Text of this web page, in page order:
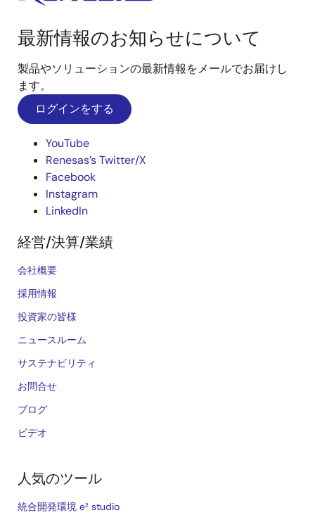
最新情報のお知らせについて
製品やソリューションの最新情報をメールでお届けし
ます。
ログインをする
YouTube
Renesas’s Twitter/X
Facebook
Instagram
LinkedIn
経営/決算/業績
会社概要
採用情報
投資家の皆様
ニュースルーム
サステナビリティ
お問合せ
ブログ
ビデオ
人気のツール
統合開発環境 e² studio